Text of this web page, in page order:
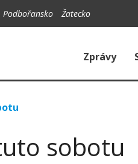
Podbořansko Žatecko
Zprávy
sobotu